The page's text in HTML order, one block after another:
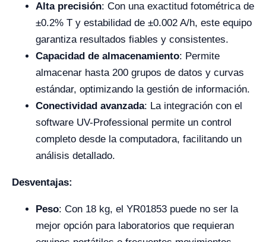
Alta precisión: Con una exactitud fotométrica de
±0.2% T y estabilidad de ±0.002 A/h, este equipo
garantiza resultados fiables y consistentes.
Capacidad de almacenamiento: Permite
almacenar hasta 200 grupos de datos y curvas
estándar, optimizando la gestión de información.
Conectividad avanzada: La integración con el
software UV-Professional permite un control
completo desde la computadora, facilitando un
análisis detallado.
Desventajas:
Peso: Con 18 kg, el YR01853 puede no ser la
mejor opción para laboratorios que requieran